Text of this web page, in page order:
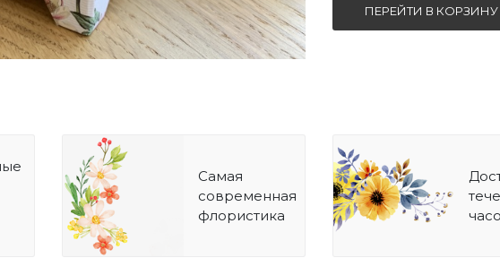
ПЕРЕЙТИ В КОРЗИНУ
Самая
современная
флористика